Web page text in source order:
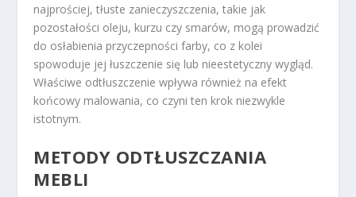
najprościej, tłuste zanieczyszczenia, takie jak
pozostałości oleju, kurzu czy smarów, mogą prowadzić
do osłabienia przyczepności farby, co z kolei
spowoduje jej łuszczenie się lub nieestetyczny wygląd.
Właściwe odtłuszczenie wpływa również na efekt
końcowy malowania, co czyni ten krok niezwykle
istotnym.
METODY ODTŁUSZCZANIA
MEBLI